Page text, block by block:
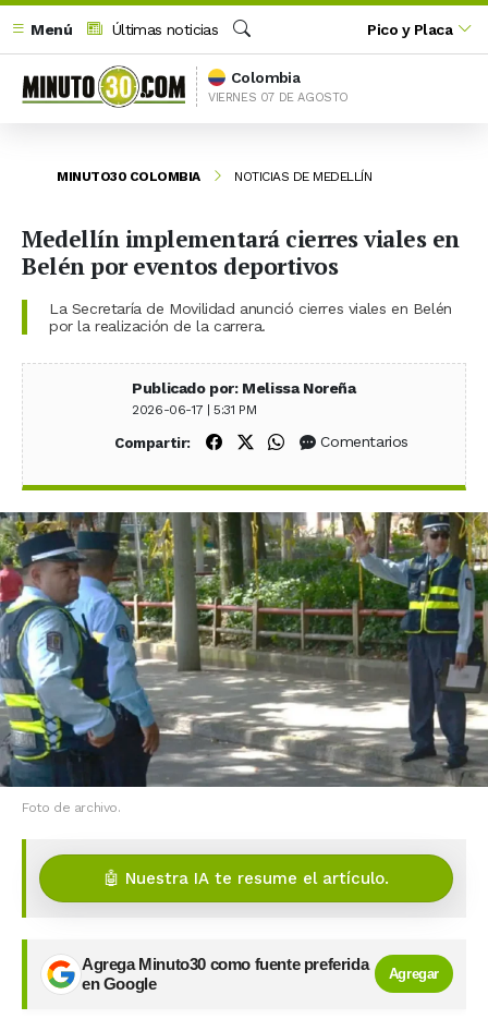
Menú
Últimas noticias
Buscar
Pico y Placa
Colombia
VIERNES 07 DE AGOSTO
MINUTO30 COLOMBIA NOTICIAS DE MEDELLÍN
Medellín implementará cierres viales en
Belén por eventos deportivos
La Secretaría de Movilidad anunció cierres viales en Belén
por la realización de la carrera.
Publicado por: Melissa Noreña
2026-06-17 | 5:31 PM
Compartir: Compartir en Facebook
Compartir en X (Twitter)
Compartir en WhatsApp
Comentarios
Foto de archivo.
🤖 Nuestra IA te resume el artículo.
Agrega Minuto30 como fuente preferida
en Google
Agregar